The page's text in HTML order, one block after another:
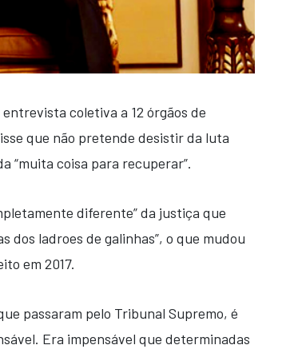
coletiva a 12 órgãos de
que não pretende desistir da luta
“muita coisa para recuperar”.
diferente” da justiça que
dos ladroes de galinhas”, o que mudou
em 2017.
passaram pelo Tribunal Supremo, é
Era impensável que determinadas